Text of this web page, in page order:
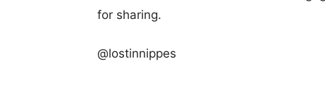
for sharing.
@lostinnippes